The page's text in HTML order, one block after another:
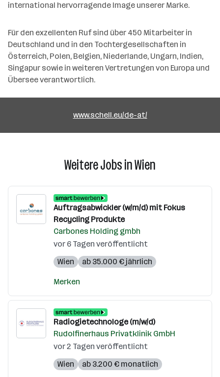
international hervorragende Image unserer Marke.
Für den exzellenten Ruf sind über 450 Mitarbeiter in
Deutschland und in den Tochtergesellschaften in
Österreich, Polen, Belgien, Niederlande, Ungarn, Indien,
Singapur sowie in weiteren Vertretungen von Europa und
Übersee verantwortlich.
www.schell.eu/de-at/
Weitere Jobs in Wien
Auftragsabwickler (w/m/d) mit Fokus
Recycling Produkte
Carbones Holding gmbh
vor 6 Tagen veröffentlicht
Wien
ab 35.000 € jährlich
Merken
Radiogietechnologe (m/w/d)
Rudolfinerhaus Privatklinik GmbH
vor 2 Tagen veröffentlicht
Wien
ab 3.200 € monatlich